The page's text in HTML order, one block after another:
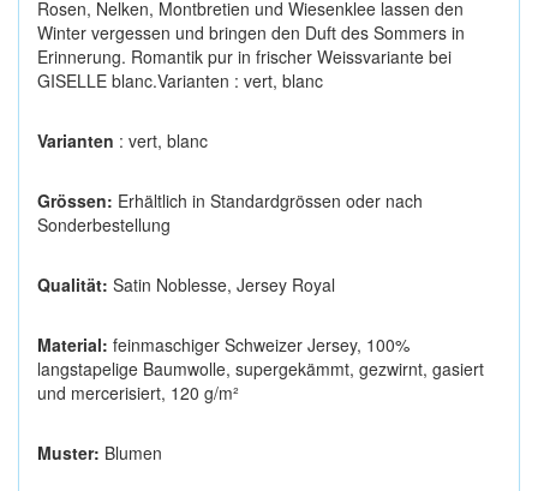
Rosen, Nelken, Montbretien und Wiesenklee lassen den
Winter vergessen und bringen den Duft des Sommers in
Erinnerung. Romantik pur in frischer Weissvariante bei
GISELLE blanc.Varianten : vert, blanc
Varianten : vert, blanc
Grössen: Erhältlich in Standardgrössen oder nach
Sonderbestellung
Qualität: Satin Noblesse, Jersey Royal
Material: feinmaschiger Schweizer Jersey, 100%
langstapelige Baumwolle, supergekämmt, gezwirnt, gasiert
und mercerisiert, 120 g/m²
Muster: Blumen